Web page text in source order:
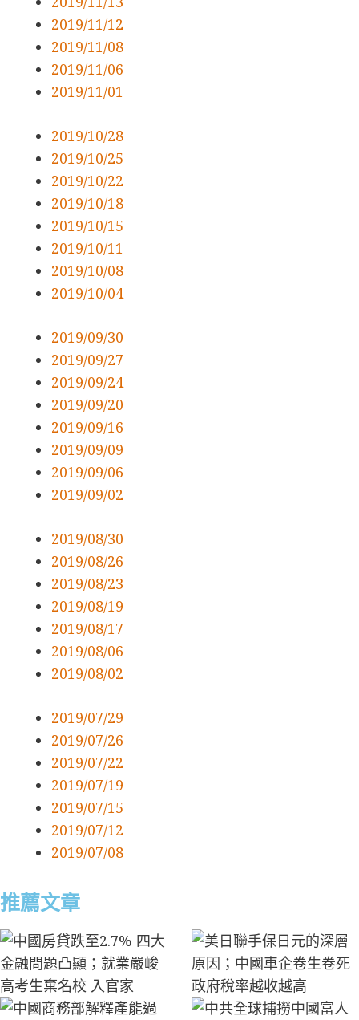
2019/11/12
2019/11/08
2019/11/06
2019/11/01
2019/10/28
2019/10/25
2019/10/22
2019/10/18
2019/10/15
2019/10/11
2019/10/08
2019/10/04
2019/09/30
2019/09/27
2019/09/24
2019/09/20
2019/09/16
2019/09/09
2019/09/06
2019/09/02
2019/08/30
2019/08/26
2019/08/23
2019/08/19
2019/08/17
2019/08/06
2019/08/02
2019/07/29
2019/07/26
2019/07/22
2019/07/19
2019/07/15
2019/07/12
2019/07/08
推薦文章
中國房貸跌至2.7% 四大金融問題凸顯；就業嚴峻
高考生棄名校 入官家
美日聯手保日元的深層原因；中國車企卷生卷死
政府稅率越收越高
中國商務部解釋產能過剩 七大邏輯漏洞明顯；國
稅局數據揭開中國4億偽中產真相
中共全球捕撈中國富人財產；美烏關係戰略重構
與全球地緣變局
北京在經濟放緩之際加強安全措施
廣西水災 地方政府「以死省錢」傳聞分析；日元
深貶根源及對中美市場影響;賣地巨降、虛擬GDP
與被債務吞噬的地方財政
中國AI「降維傾銷」的超限戰路徑；川普「反共
產主義」的內外陰陽操作
馬興瑞的倒台與中共精英政治的當前動態
中國二季度GDP滑落揭示的經濟真相；美國年輕
人為何好感社會主義；中國上半年外貿數據深度
分析
中國汽車or中國「棄車」；俄烏戰爭地緣變軌下
的終局博弈
廣西潰壩37萬人遭災 禍起平陸運河；川普新寵與
北京隱憂—土耳其的地緣合圍；僅升兩上將 解放
軍資歷斷層與清洗餘震
習近平在建黨105週年大會上的講話與北京的雄
心